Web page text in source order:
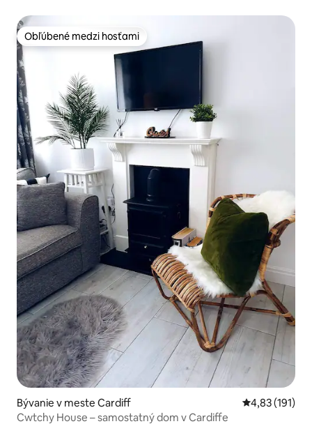
Obľúbené medzi hosťami
Obľúbené medzi hosťami
Bývanie v meste Cardiff Priemerné
4,83 (191)
Cwtchy House – samostatný dom v Cardiffe